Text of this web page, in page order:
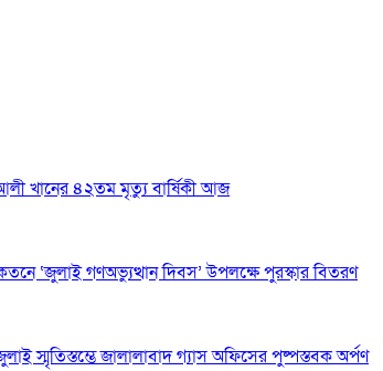
খানের ৪২তম মৃত্যু বার্ষিকী আজ
‘জুলাই গণঅভ্যুত্থান দিবস’ উপলক্ষে পুরস্কার বিতরণ
স্মৃতিস্তম্ভে জালালাবাদ গ্যাস অফিসের পুষ্পস্তবক অর্পণ